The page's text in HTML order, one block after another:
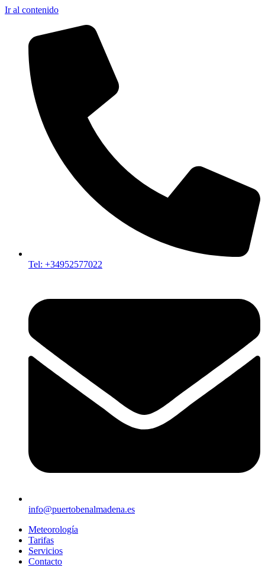
Ir al contenido
Tel: +34952577022
info@puertobenalmadena.es
Meteorología
Tarifas
Servicios
Contacto